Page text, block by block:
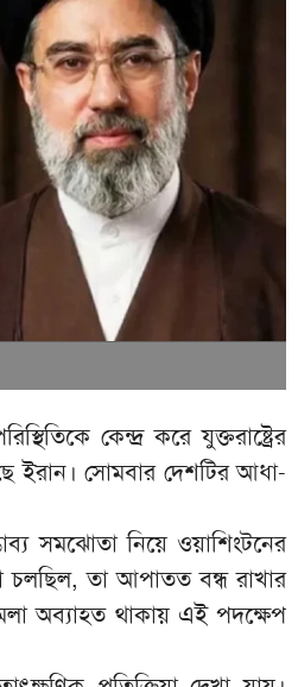
কেন্দ্র করে যুক্তরাষ্ট্রের
ইরান। সোমবার দেশটির আধা-
সমঝোতা নিয়ে ওয়াশিংটনের
চলছিল, তা আপাতত বন্ধ রাখার
অব্যাহত থাকায় এই পদক্ষেপ